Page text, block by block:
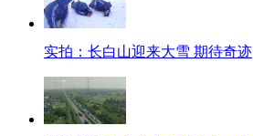
实拍：长白山迎来大雪 期待奇迹